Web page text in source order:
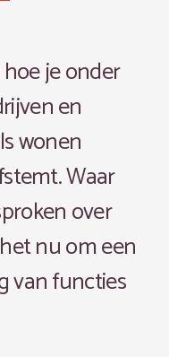
je onder
en
wonen
Waar
over
nu om een
van functies